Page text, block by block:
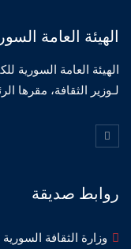
الهيئة العامة
الهيئة العامة السورية
لـوزير الثقافة، مقرها
روابط صديقة
وزارة الثقافة السورية